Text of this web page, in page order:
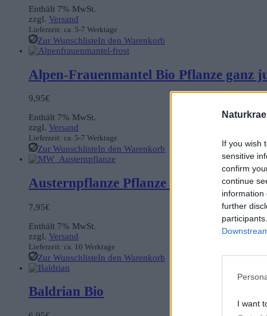
If you wish
sensitive
confirm
continue
information
further
I want
Enthält 7% MwSt.
zzgl. Versand
Lieferzeit: ca. 5-7 Werktage
Zur WunschlisteIn den Warenkorb
Alpen-Frauenmantel Bio Pflanze ganz
9,95€
Enthält 7% MwSt.
zzgl. Versand
Lieferzeit: ca. 5-7 Werktage
Zur WunschlisteIn den Warenkorb
Austernpflanze Pflanze Bio
7,95€
Enthält 7% MwSt.
zzgl. Versand
Lieferzeit: ca. 10 Werktage
Zur WunschlisteIn den Warenkorb
Baldrian Bio